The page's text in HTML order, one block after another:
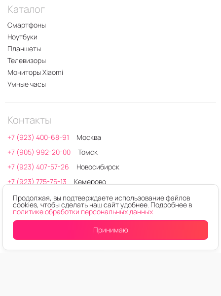
Купить в один клик
Каталог
Смартфоны
Ноутбуки
Планшеты
Телевизоры
Мониторы Xiaomi
Умные часы
Контакты
+7 (923) 400-68-91
Москва
+7 (905) 992-20-00
Томск
+7 (923) 407-57-26
Новосибирск
+7 (923) 775-75-13
Кемерово
+7 (923) 405-41-11
Сервисный центр
Время работы: 10:00 - 20:00
650000, г.Кемерово, Октябрьский проспект, 28 к3
hello@2droida.ru
ОГРН: 1237700604514
Продолжая, вы подтверждаете использование файлов
cookies, чтобы сделать наш сайт удобнее. Подробнее в
политике обработки персональных данных
Принимаю